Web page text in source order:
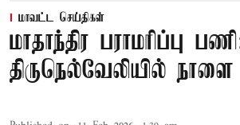
மாவட்ட செய்திகள்
மாதாந்திர பராமரிப்பு
திருநெல்வேலியில்